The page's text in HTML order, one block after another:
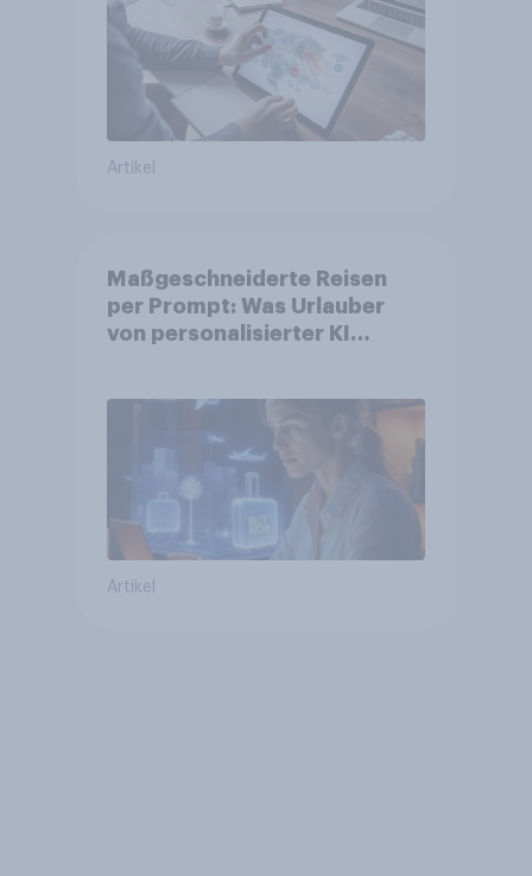
Artikel
Maßgeschneiderte Reisen
per Prompt: Was Urlauber
von personalisierter KI
bereits genutzt werden
Artikel